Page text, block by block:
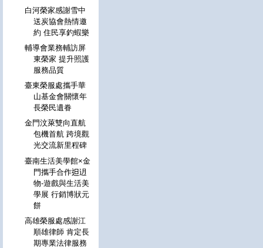
白河榮家感謝雪中
送炭協會熱情邀
約 住民享釣蝦樂
輔導會業務輔訪屏
東榮家 提升照護
服務品質
臺東榮服處攜手華
山基金會關懷年
長榮民遺眷
金門汶萊雙向直航
包機首航 跨境觀
光交流新里程碑
臺南生活美學館×金
門攜手合作𨑨迌
物-遊戲與生活美
學展 行銷博狀元
餅
高雄榮服處感謝江
順雄律師 肯定長
期專業法律服務